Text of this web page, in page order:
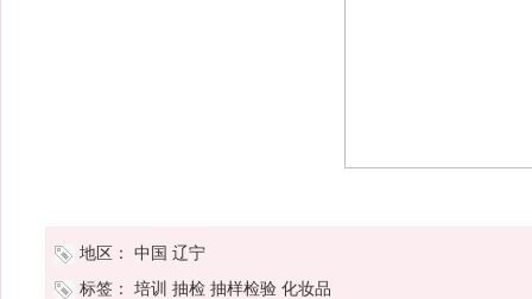
地区： 中国 辽宁
标签：
培训 抽检 抽样检验 化妆品